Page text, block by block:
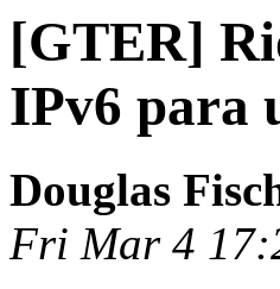
[GTER]
IPv6 para
Douglas
Fri Mar 4